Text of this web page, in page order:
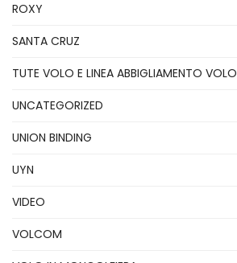
ROXY
SANTA CRUZ
TUTE VOLO E LINEA ABBIGLIAMENTO VOLO
UNCATEGORIZED
UNION BINDING
UYN
VIDEO
VOLCOM